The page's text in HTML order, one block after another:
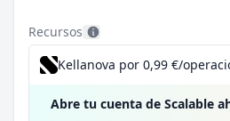
Recursos
Abre tu cuenta de Scalable